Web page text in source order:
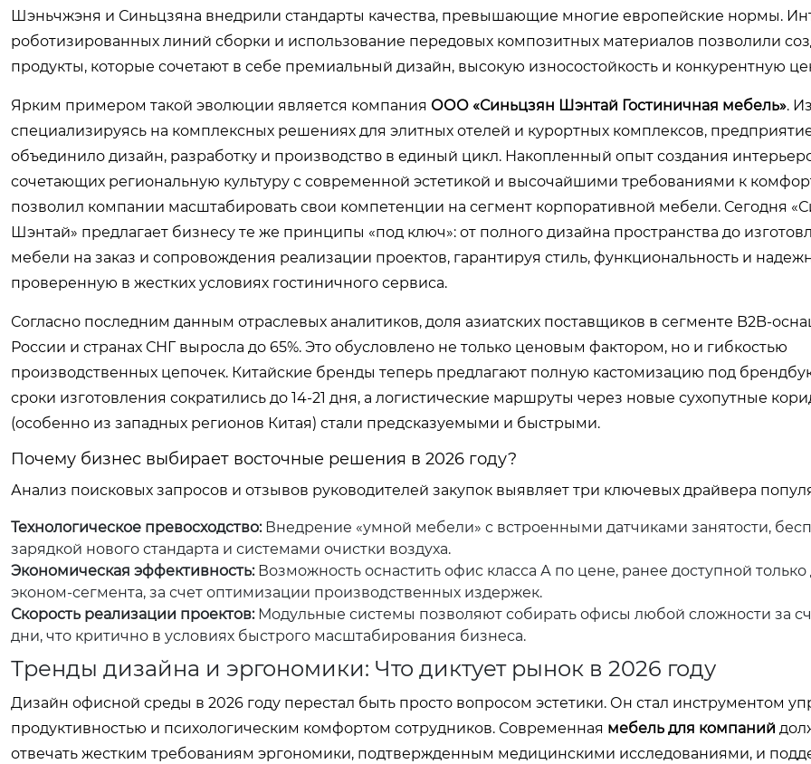
Шэньчжэня и Синьцзяна внедрили стандарты качества, превышающие многие европейские нормы.
роботизированных линий сборки и использование передовых композитных материалов позволили
продукты, которые сочетают в себе премиальный дизайн, высокую износостойкость и конкурентную
Ярким примером такой эволюции является компания ООО «Синьцзян Шэнтай Гостиничная мебель».
специализируясь на комплексных решениях для элитных отелей и курортных комплексов,
объединило дизайн, разработку и производство в единый цикл. Накопленный опыт создания
сочетающих региональную культуру с современной эстетикой и высочайшими требованиями к
позволил компании масштабировать свои компетенции на сегмент корпоративной мебели. Сегодня
Шэнтай» предлагает бизнесу те же принципы «под ключ»: от полного дизайна пространства до
мебели на заказ и сопровождения реализации проектов, гарантируя стиль, функциональность и
проверенную в жестких условиях гостиничного сервиса.
Согласно последним данным отраслевых аналитиков, доля азиатских поставщиков в сегменте B2B-
России и странах СНГ выросла до 65%. Это обусловлено не только ценовым фактором, но и гибкостью
производственных цепочек. Китайские бренды теперь предлагают полную кастомизацию под брендбук
сроки изготовления сократились до 14-21 дня, а логистические маршруты через новые сухопутные
(особенно из западных регионов Китая) стали предсказуемыми и быстрыми.
Почему бизнес выбирает восточные решения в 2026 году?
Анализ поисковых запросов и отзывов руководителей закупок выявляет три ключевых драйвера
Технологическое превосходство:Внедрение «умной мебели» с встроенными датчиками занятости,
зарядкой нового стандарта и системами очистки воздуха.
Экономическая эффективность:Возможность оснастить офис класса А по цене, ранее доступной только
эконом-сегмента, за счет оптимизации производственных издержек.
Скорость реализации проектов:Модульные системы позволяют собирать офисы любой сложности за
дни, что критично в условиях быстрого масштабирования бизнеса.
Тренды дизайна и эргономики: Что диктует рынок в 2026 году
Дизайн офисной среды в 2026 году перестал быть просто вопросом эстетики. Он стал инструментом
продуктивностью и психологическим комфортом сотрудников. Современная мебель для компаний
отвечать жестким требованиям эргономики, подтвержденным медицинскими исследованиями, и